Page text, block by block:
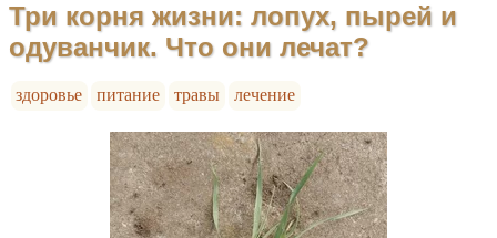
Три корня жизни: лопух, пырей и
одуванчик. Что они лечат?
здоровье питание травы лечение